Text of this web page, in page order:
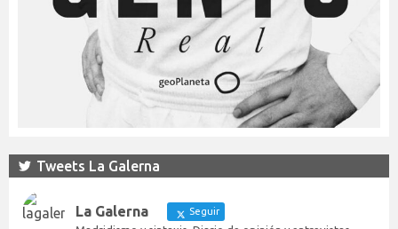
Tweets La Galerna
La Galerna Seguir